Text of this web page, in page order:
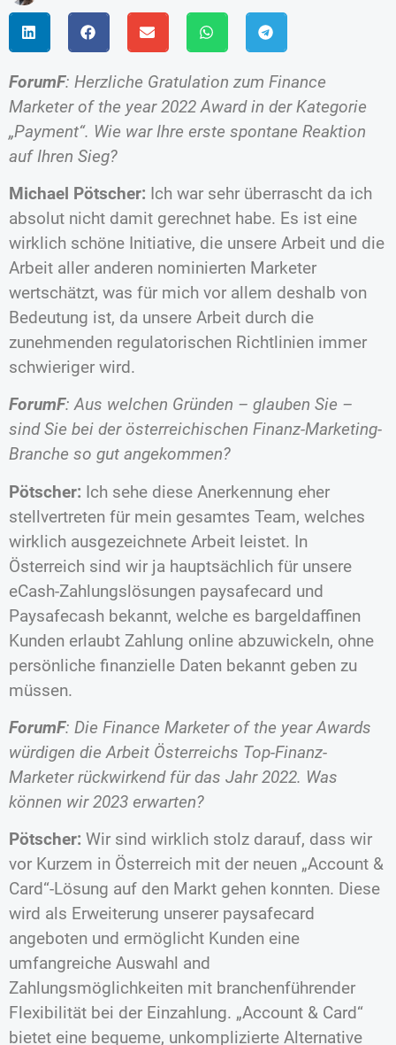
ForumF: Herzliche Gratulation zum Finance
Marketer of the year 2022 Award in der Kategorie
„Payment“. Wie war Ihre erste spontane Reaktion
auf Ihren Sieg?
Michael Pötscher: Ich war sehr überrascht da ich
absolut nicht damit gerechnet habe. Es ist eine
wirklich schöne Initiative, die unsere Arbeit und die
Arbeit aller anderen nominierten Marketer
wertschätzt, was für mich vor allem deshalb von
Bedeutung ist, da unsere Arbeit durch die
zunehmenden regulatorischen Richtlinien immer
schwieriger wird.
ForumF: Aus welchen Gründen – glauben Sie –
sind Sie bei der österreichischen Finanz-Marketing-
Branche so gut angekommen?
Pötscher: Ich sehe diese Anerkennung eher
stellvertreten für mein gesamtes Team, welches
wirklich ausgezeichnete Arbeit leistet. In
Österreich sind wir ja hauptsächlich für unsere
eCash-Zahlungslösungen paysafecard und
Paysafecash bekannt, welche es bargeldaffinen
Kunden erlaubt Zahlung online abzuwickeln, ohne
persönliche finanzielle Daten bekannt geben zu
müssen.
ForumF: Die Finance Marketer of the year Awards
würdigen die Arbeit Österreichs Top-Finanz-
Marketer rückwirkend für das Jahr 2022. Was
können wir 2023 erwarten?
Pötscher: Wir sind wirklich stolz darauf, dass wir
vor Kurzem in Österreich mit der neuen „Account &
Card“-Lösung auf den Markt gehen konnten. Diese
wird als Erweiterung unserer paysafecard
angeboten und ermöglicht Kunden eine
umfangreiche Auswahl and
Zahlungsmöglichkeiten mit branchenführender
Flexibilität bei der Einzahlung. „Account & Card“
bietet eine bequeme, unkomplizierte Alternative